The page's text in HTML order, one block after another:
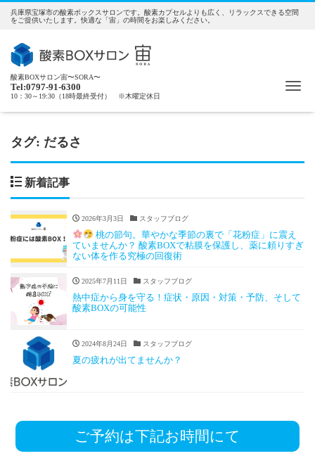
兵庫県宝塚市の酸素ボックスサロンです。酸素カプセルよりも広く、リラックスできる空間
をご提供いたします。快適な「宙」の時間をお楽しみください。
酸素BOXサロン宙〜SORA〜
Tel:0797-91-6300
10：30～19:30（18時最終受付） ※木曜定休日
タグ: だるさ
新着記事
2026年3月3日 スタッフブログ
桃の節句。華やかな季節の裏で「花粉症」に震え
ていませんか？ 酸素BOXで粘膜を保護し、薬に頼りすぎ
ない体を作る究極の回復術
2025年7月11日 スタッフブログ
熱中症から身を守る！症状・原因・対策・予防、そして
酸素BOXの可能性
2024年8月24日 スタッフブログ
夏の疲れが出てませんか？
ご予約は下記お時間にて